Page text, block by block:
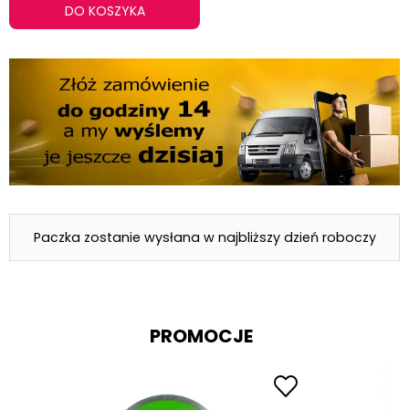
DO KOSZYKA
Paczka zostanie wysłana w najbliższy dzień roboczy
PROMOCJE